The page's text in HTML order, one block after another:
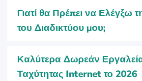
Γιατί θα Πρέπει να Ελέγξω
του Διαδικτύου μου;
Καλύτερα Δωρεάν
Ταχύτητας Internet το 2026